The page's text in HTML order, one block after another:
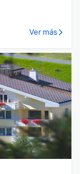
Ver más